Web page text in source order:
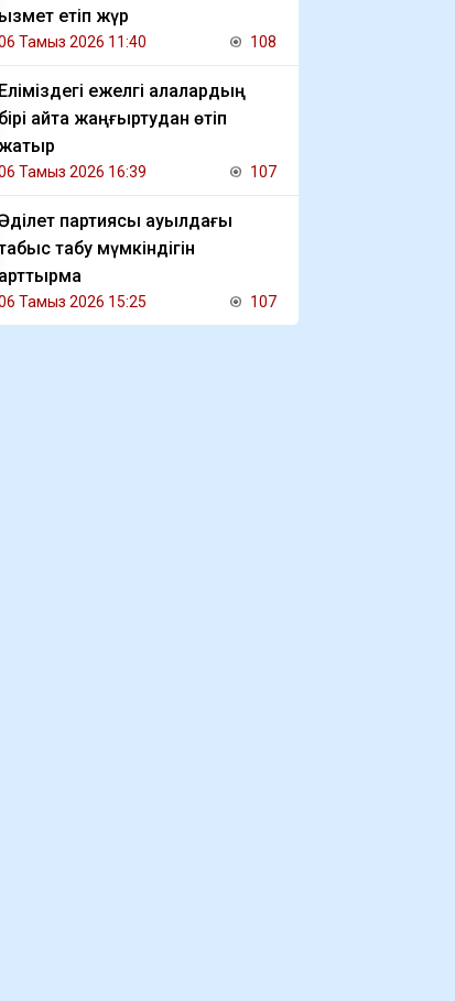
қызмет етіп жүр
Тамыз 2026 11:40 108
Еліміздегі ежелгі қалалардың
бірі қайта жаңғыртудан өтіп
жатыр
Тамыз 2026 16:39 107
партиясы ауылдағы
табу мүмкіндігін
арттырмақ
Тамыз 2026 15:25 107